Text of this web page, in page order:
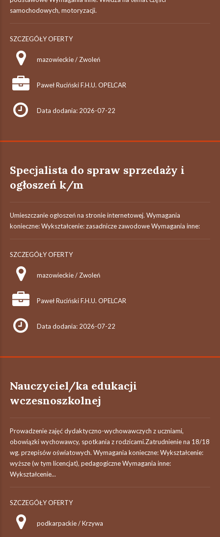
samochodowych, motoryzacji.
SZCZEGÓŁY OFERTY
mazowieckie / Zwoleń
Paweł Ruciński F.H.U. OPELCAR
Data dodania: 2026-07-22
Specjalista do spraw sprzedaży i
ogłoszeń k/m
Umieszczanie ogłoszeń na stronie internetowej. Wymagania
konieczne: Wykształcenie: zasadnicze zawodowe Wymagania inne:
SZCZEGÓŁY OFERTY
mazowieckie / Zwoleń
Paweł Ruciński F.H.U. OPELCAR
Data dodania: 2026-07-22
Nauczyciel/ka edukacji
wczesnoszkolnej
Prowadzenie zajęć dydaktyczno-wychowawczych z uczniami,
obowiązki wychowawcy, spotkania z rodzicami.Zatrudnienie na 18/18
wg. przepisów oświatowych. Wymagania konieczne: Wykształcenie:
wyższe (w tym licencjat), pedagogiczne Wymagania inne:
Wykształcenie...
SZCZEGÓŁY OFERTY
podkarpackie / Krzywa